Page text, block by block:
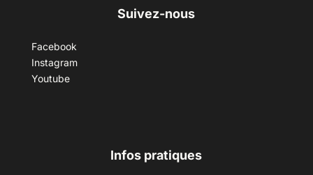
Suivez-nous
Facebook
Instagram
Youtube
Infos pratiques